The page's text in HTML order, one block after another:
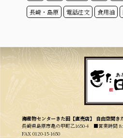
長崎・島原 電話注文 食用油
海産物センターきた田【直売店】 自由空間き
長崎県島原市亀の甲町乙1650-4 ■営業時間
FAX 0120-15-1650